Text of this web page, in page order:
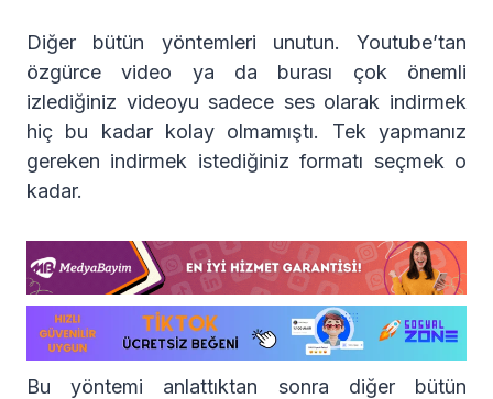
Diğer bütün yöntemleri unutun. Youtube’tan
özgürce video ya da burası çok önemli
izlediğiniz videoyu sadece ses olarak indirmek
hiç bu kadar kolay olmamıştı. Tek yapmanız
gereken indirmek istediğiniz formatı seçmek o
kadar.
Bu yöntemi anlattıktan sonra diğer bütün